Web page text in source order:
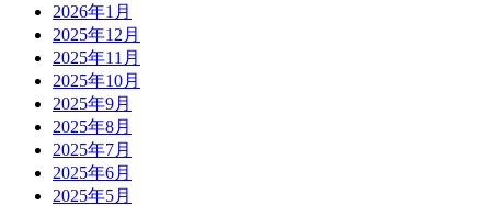
2026年1月
2025年12月
2025年11月
2025年10月
2025年9月
2025年8月
2025年7月
2025年6月
2025年5月